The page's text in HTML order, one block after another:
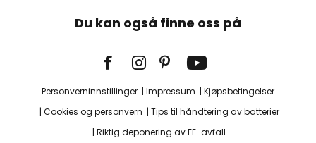
Du kan også finne oss på
Personverninnstillinger Impressum
Kjøpsbetingelser
Cookies og personvern
Tips til håndtering av batterier
Riktig deponering av EE-avfall